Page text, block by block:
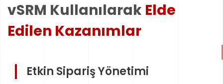
vSRM Kullanılarak Elde
Edilen Kazanımlar
Etkin Sipariş Yönetimi